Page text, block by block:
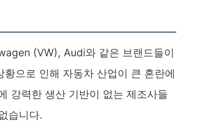
(VW), Audi와 같은 브랜드들이
으로 인해 자동차 산업이 큰 혼란에
강력한 생산 기반이 없는 제조사들
습니다.